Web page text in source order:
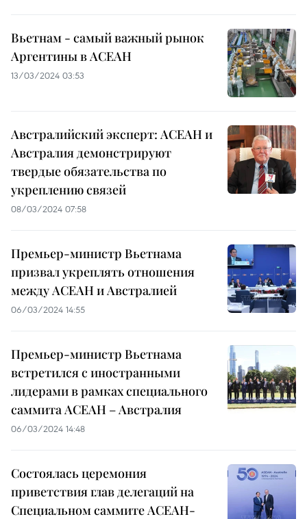
Вьетнам - самый важный рынок
Аргентины в АСЕАН
13/03/2024 03:53
Австралийский эксперт: АСЕАН и
Австралия демонстрируют
твердые обязательства по
укреплению связей
08/03/2024 07:58
Премьер-министр Вьетнама
призвал укреплять отношения
между АСЕАН и Австралией
06/03/2024 14:55
Премьер-министр Вьетнама
встретился с иностранными
лидерами в рамках специального
саммита АСЕАН – Австралия
06/03/2024 14:48
Состоялась церемония
приветствия глав делегаций на
Специальном саммите АСЕАН-